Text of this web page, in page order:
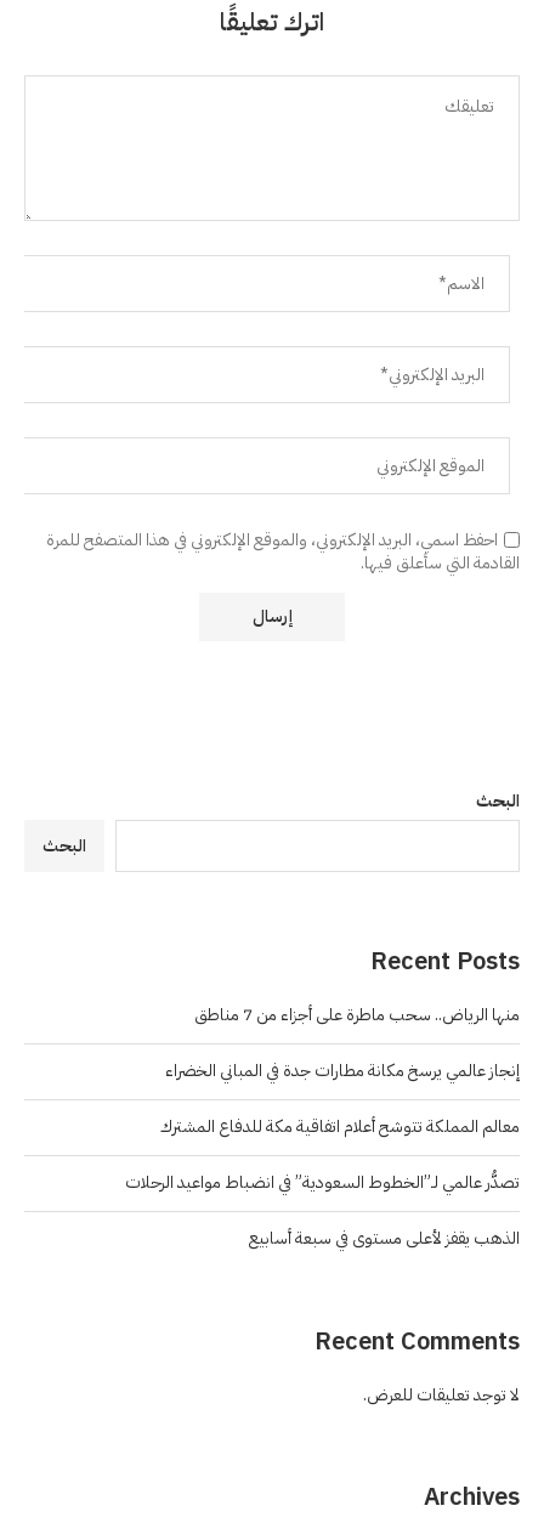
اترك تعليقًا
احفظ اسمي، البريد الإلكتروني، والموقع الإلكتروني في هذا المتصفح للمرة
القادمة التي سأعلق فيها.
البحث
البحث
Recent Posts
منها الرياض.. سحب ماطرة على أجزاء من 7 مناطق
إنجاز عالمي يرسخ مكانة مطارات جدة في المباني الخضراء
معالم المملكة تتوشح أعلام اتفاقية مكة للدفاع المشترك
تصدُّر عالمي لـ”الخطوط السعودية” في انضباط مواعيد الرحلات
الذهب يقفز لأعلى مستوى في سبعة أسابيع
Recent Comments
لا توجد تعليقات للعرض.
Archives